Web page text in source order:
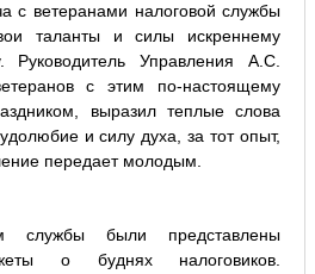
с ветеранами налоговой службы
таланты и силы искреннему
Руководитель Управления А.С.
с этим по-настоящему
выразил теплые слова
и силу духа, за тот опыт,
передает молодым.
службы были представлены
о буднях налоговиков.